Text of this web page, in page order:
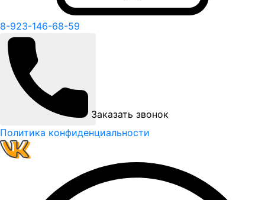
8-923-146-68-59
Заказать звонок
Политика конфиденциальности